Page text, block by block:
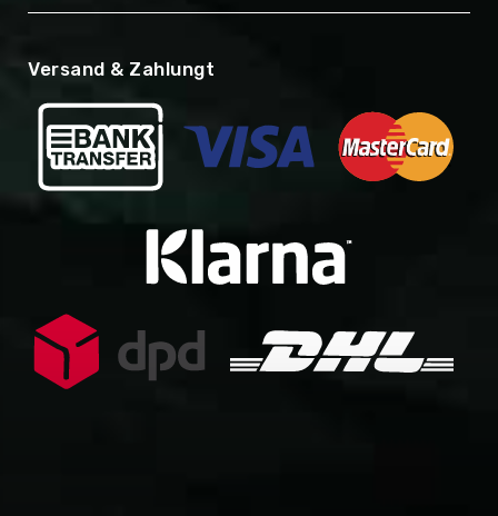
Versand & Zahlungt